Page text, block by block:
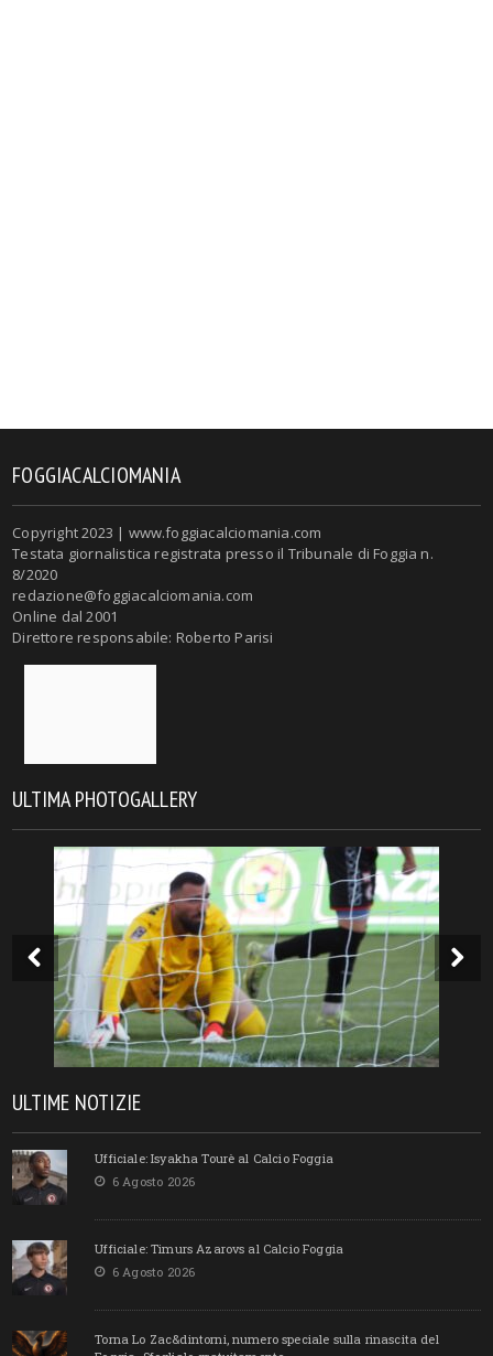
FOGGIACALCIOMANIA
Copyright 2023 | www.foggiacalciomania.com
Testata giornalistica registrata presso il Tribunale di Foggia n.
8/2020
redazione@foggiacalciomania.com
Online dal 2001
Direttore responsabile: Roberto Parisi
ULTIMA PHOTOGALLERY
ULTIME NOTIZIE
Ufficiale: Isyakha Tourè al Calcio Foggia
6 Agosto 2026
Ufficiale: Timurs Azarovs al Calcio Foggia
6 Agosto 2026
Torna Lo Zac&dintorni, numero speciale sulla rinascita del